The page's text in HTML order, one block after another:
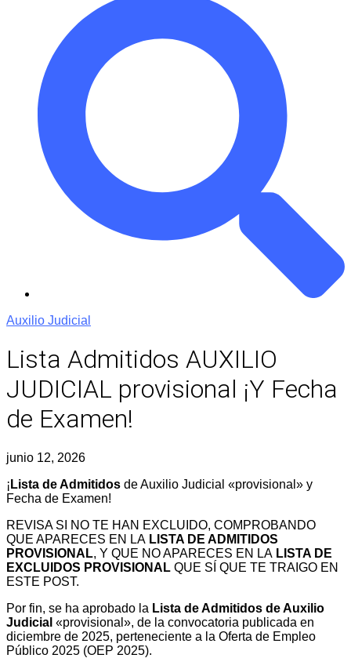
Auxilio Judicial
Lista Admitidos AUXILIO
JUDICIAL provisional ¡Y Fecha
de Examen!
junio 12, 2026
¡ Lista de Admitidos de Auxilio Judicial «provisional» y
Fecha de Examen!
REVISA SI NO TE HAN EXCLUIDO, COMPROBANDO
QUE APARECES EN LA LISTA DE ADMITIDOS
PROVISIONAL, Y QUE NO APARECES EN LA LISTA DE
EXCLUIDOS PROVISIONAL QUE SÍ QUE TE TRAIGO EN
ESTE POST.
Por fin, se ha aprobado la Lista de Admitidos de Auxilio
Judicial «provisional», de la convocatoria publicada en
diciembre de 2025, perteneciente a la Oferta de Empleo
Público 2025 (OEP 2025).